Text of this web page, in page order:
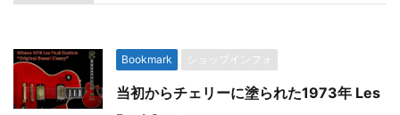
Bookmark ショップインフォ
当初からチェリーに塗られた1973年 Les